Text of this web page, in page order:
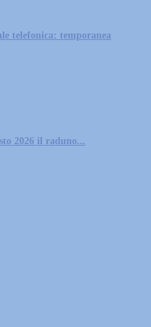
telefonica: temporanea
2026 il raduno...